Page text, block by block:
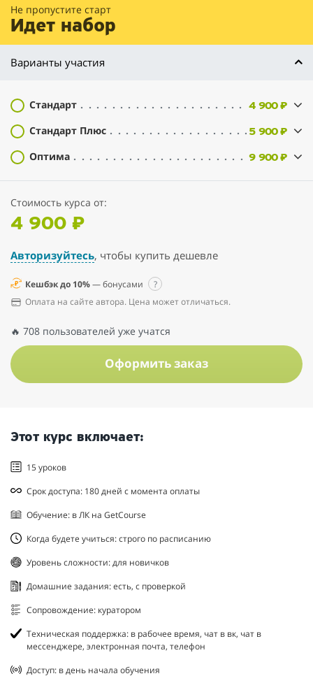
Не пропустите старт
Идет набор
Варианты участия
Стандарт 4 900 ₽
Стандарт Плюс 5 900 ₽
Оптима 9 900 ₽
Стоимость курса от:
4 900 ₽
Авторизуйтесь, чтобы купить дешевле
Кешбэк до 10%— бонусами
?
Оплата на сайте автора. Цена может отличаться.
🔥 708 пользователей уже учатся
Оформить заказ
Этот курс включает:
15 уроков
Срок доступа: 180 дней с момента оплаты
Обучение: в ЛК на GetCourse
Когда будете учиться: строго по расписанию
Уровень сложности: для новичков
Домашние задания: есть, с проверкой
Сопровождение: куратором
Техническая поддержка: в рабочее время, чат в вк, чат в
мессенджере, электронная почта, телефон
Доступ: в день начала обучения